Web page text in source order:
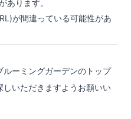
あります。
が間違っている可能性があ
ーミングガーデンのトップ
しいただきますようお願いい